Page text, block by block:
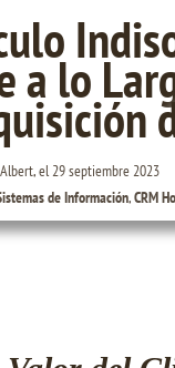
a lo
el29 septiembre 2023
de Información,CRM